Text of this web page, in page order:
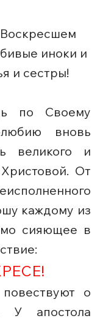
иноки и
и сестры!
по Своему
вновь
великого и
От
каждому из
сияющее в
о
У апостола